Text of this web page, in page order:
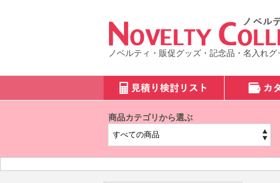
ノベルティ・販促グッズ・記念品・名入れグ
商品カテゴリから選ぶ